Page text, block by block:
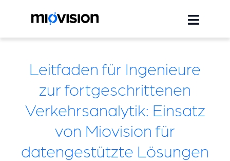
Leitfaden für Ingenieure
zur fortgeschrittenen
Verkehrsanalytik: Einsatz
von Miovision für
datengestützte Lösungen